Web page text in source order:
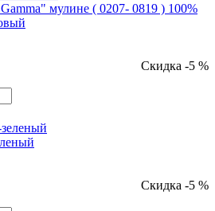
мулине ( 0207- 0819 ) 100%
Скидка -5 %
Скидка -5 %